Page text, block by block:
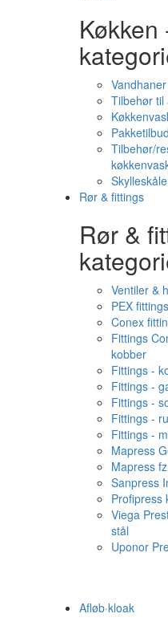
Køkken
Vandhaner
Tilbehør
Tilbehør/
Rør & fittings
Rør &
Ventiler &
PEX fittings
Conex
Fittings
kobber
Fittings -
Fittings -
Fittings -
Fittings -
Fittings -
Mapress
Mapress fz
Sanpress
Profipress
Viega
stål
Uponor
Afløb·kloak